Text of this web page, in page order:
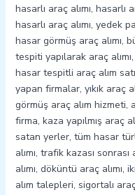
hasarlı araç alımı, hasarlı
hasarlı araç alımı, yedek
hasar görmüş araç alımı,
tespiti yapılarak araç
hasar tespitli araç alım
yapan firmalar, yıkık araç
görmüş araç alım hizmeti,
firma, kaza yapılmış araç
satan yerler, tüm hasar
alımı, trafik kazası
alımı, döküntü araç alımı,
alım talepleri, sigortalı araç